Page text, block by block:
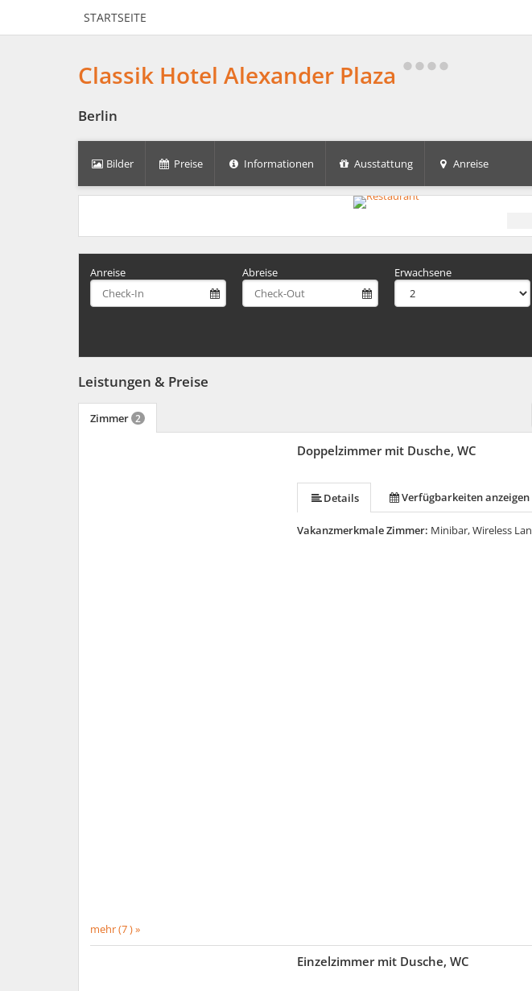
STARTSEITE
Classik Hotel Alexander Plaza
Berlin
Bilder Preise Informationen Ausstattung Anreise
Anreise Abreise Erwachsene
Leistungen & Preise
Zimmer 2
mehr (7 ) »
Doppelzimmer mit Dusche, WC
Details Verfügbarkeiten anzeigen
Vakanzmerkmale Zimmer: Minibar, Wireless Lan
Einzelzimmer mit Dusche, WC